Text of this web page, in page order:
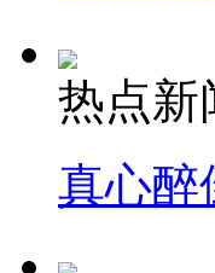
热点新
真心醉